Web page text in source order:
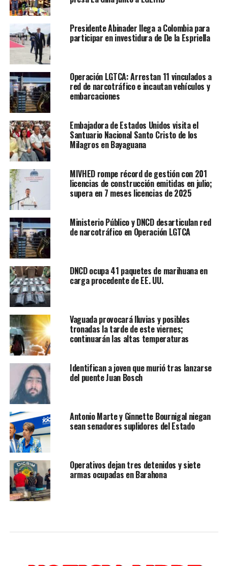
Presidente Abinader llega a Colombia para
participar en investidura de De la Espriella
Operación LGTCA: Arrestan 11 vinculados a
red de narcotráfico e incautan vehículos y
embarcaciones
Embajadora de Estados Unidos visita el
Santuario Nacional Santo Cristo de los
Milagros en Bayaguana
MIVHED rompe récord de gestión con 201
licencias de construcción emitidas en julio;
supera en 7 meses licencias de 2025
Ministerio Público y DNCD desarticulan red
de narcotráfico en Operación LGTCA
DNCD ocupa 41 paquetes de marihuana en
carga procedente de EE. UU.
Vaguada provocará lluvias y posibles
tronadas la tarde de este viernes;
continuarán las altas temperaturas
Identifican a joven que murió tras lanzarse
del puente Juan Bosch
Antonio Marte y Ginnette Bournigal niegan
sean senadores suplidores del Estado
Operativos dejan tres detenidos y siete
armas ocupadas en Barahona